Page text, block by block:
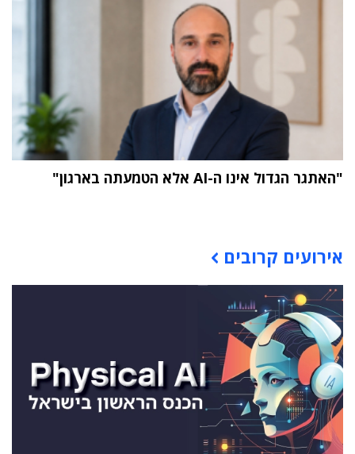
"האתגר הגדול אינו ה-AI אלא הטמעתה בארגון"
אירועים קרובים